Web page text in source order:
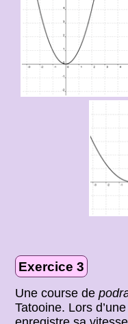
Exercice 3
Une course de
Tatooine. Lors